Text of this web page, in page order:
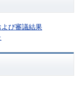
び審議結果